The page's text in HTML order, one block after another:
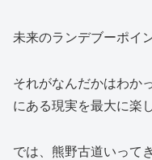
未来のランデブーポイ
それがなんだかはわか
にある現実を最大に楽
では、熊野古道いって